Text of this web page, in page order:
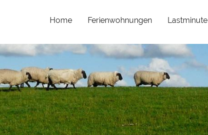
Home Ferienwohnungen Lastminute